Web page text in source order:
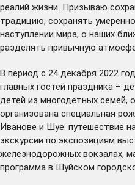
реалий жизни. Призываю
традицию, сохранять
наступлении мира, о наших
разделять привычную
В период с 24 декабря 2022
главных гостей праздника –
детей из многодетных семей,
организована специальная
Иванове и Шуе: путешествие
экскурсии по экспозициям
железнодорожных вокзалах,
программа в Шуйском